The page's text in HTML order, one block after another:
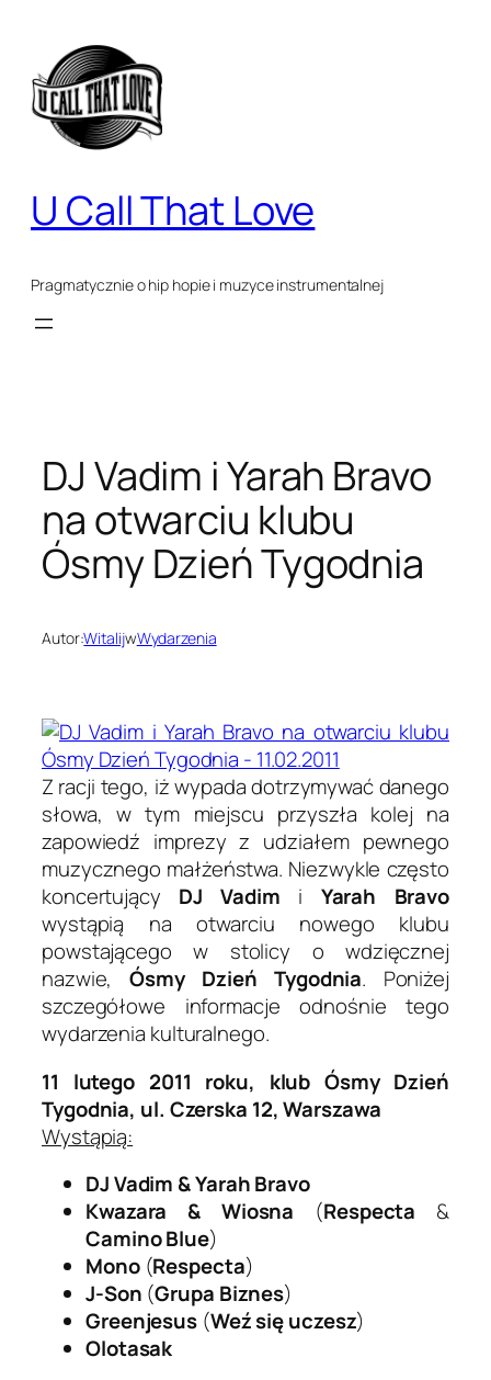
treści
U Call That Love
Pragmatycznie o hip hopie i muzyce instrumentalnej
DJ Vadim i Yarah Bravo
na otwarciu klubu
Ósmy Dzień Tygodnia
Autor:WitalijwWydarzenia
Z racji tego, iż wypada dotrzymywać danego
słowa, w tym miejscu przyszła kolej na
zapowiedź imprezy z udziałem pewnego
muzycznego małżeństwa. Niezwykle często
koncertujący DJ Vadim i Yarah Bravo
wystąpią na otwarciu nowego klubu
powstającego w stolicy o wdzięcznej
nazwie, Ósmy Dzień Tygodnia. Poniżej
szczegółowe informacje odnośnie tego
wydarzenia kulturalnego.
11 lutego 2011 roku, klub Ósmy Dzień
Tygodnia, ul. Czerska 12, Warszawa
Wystąpią:
DJ Vadim & Yarah Bravo
Kwazara & Wiosna (Respecta &
Camino Blue)
Mono (Respecta)
J-Son (Grupa Biznes)
Greenjesus (Weź się uczesz)
Olotasak